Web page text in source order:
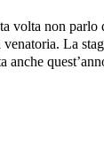
volta non parlo
venatoria. La
anche